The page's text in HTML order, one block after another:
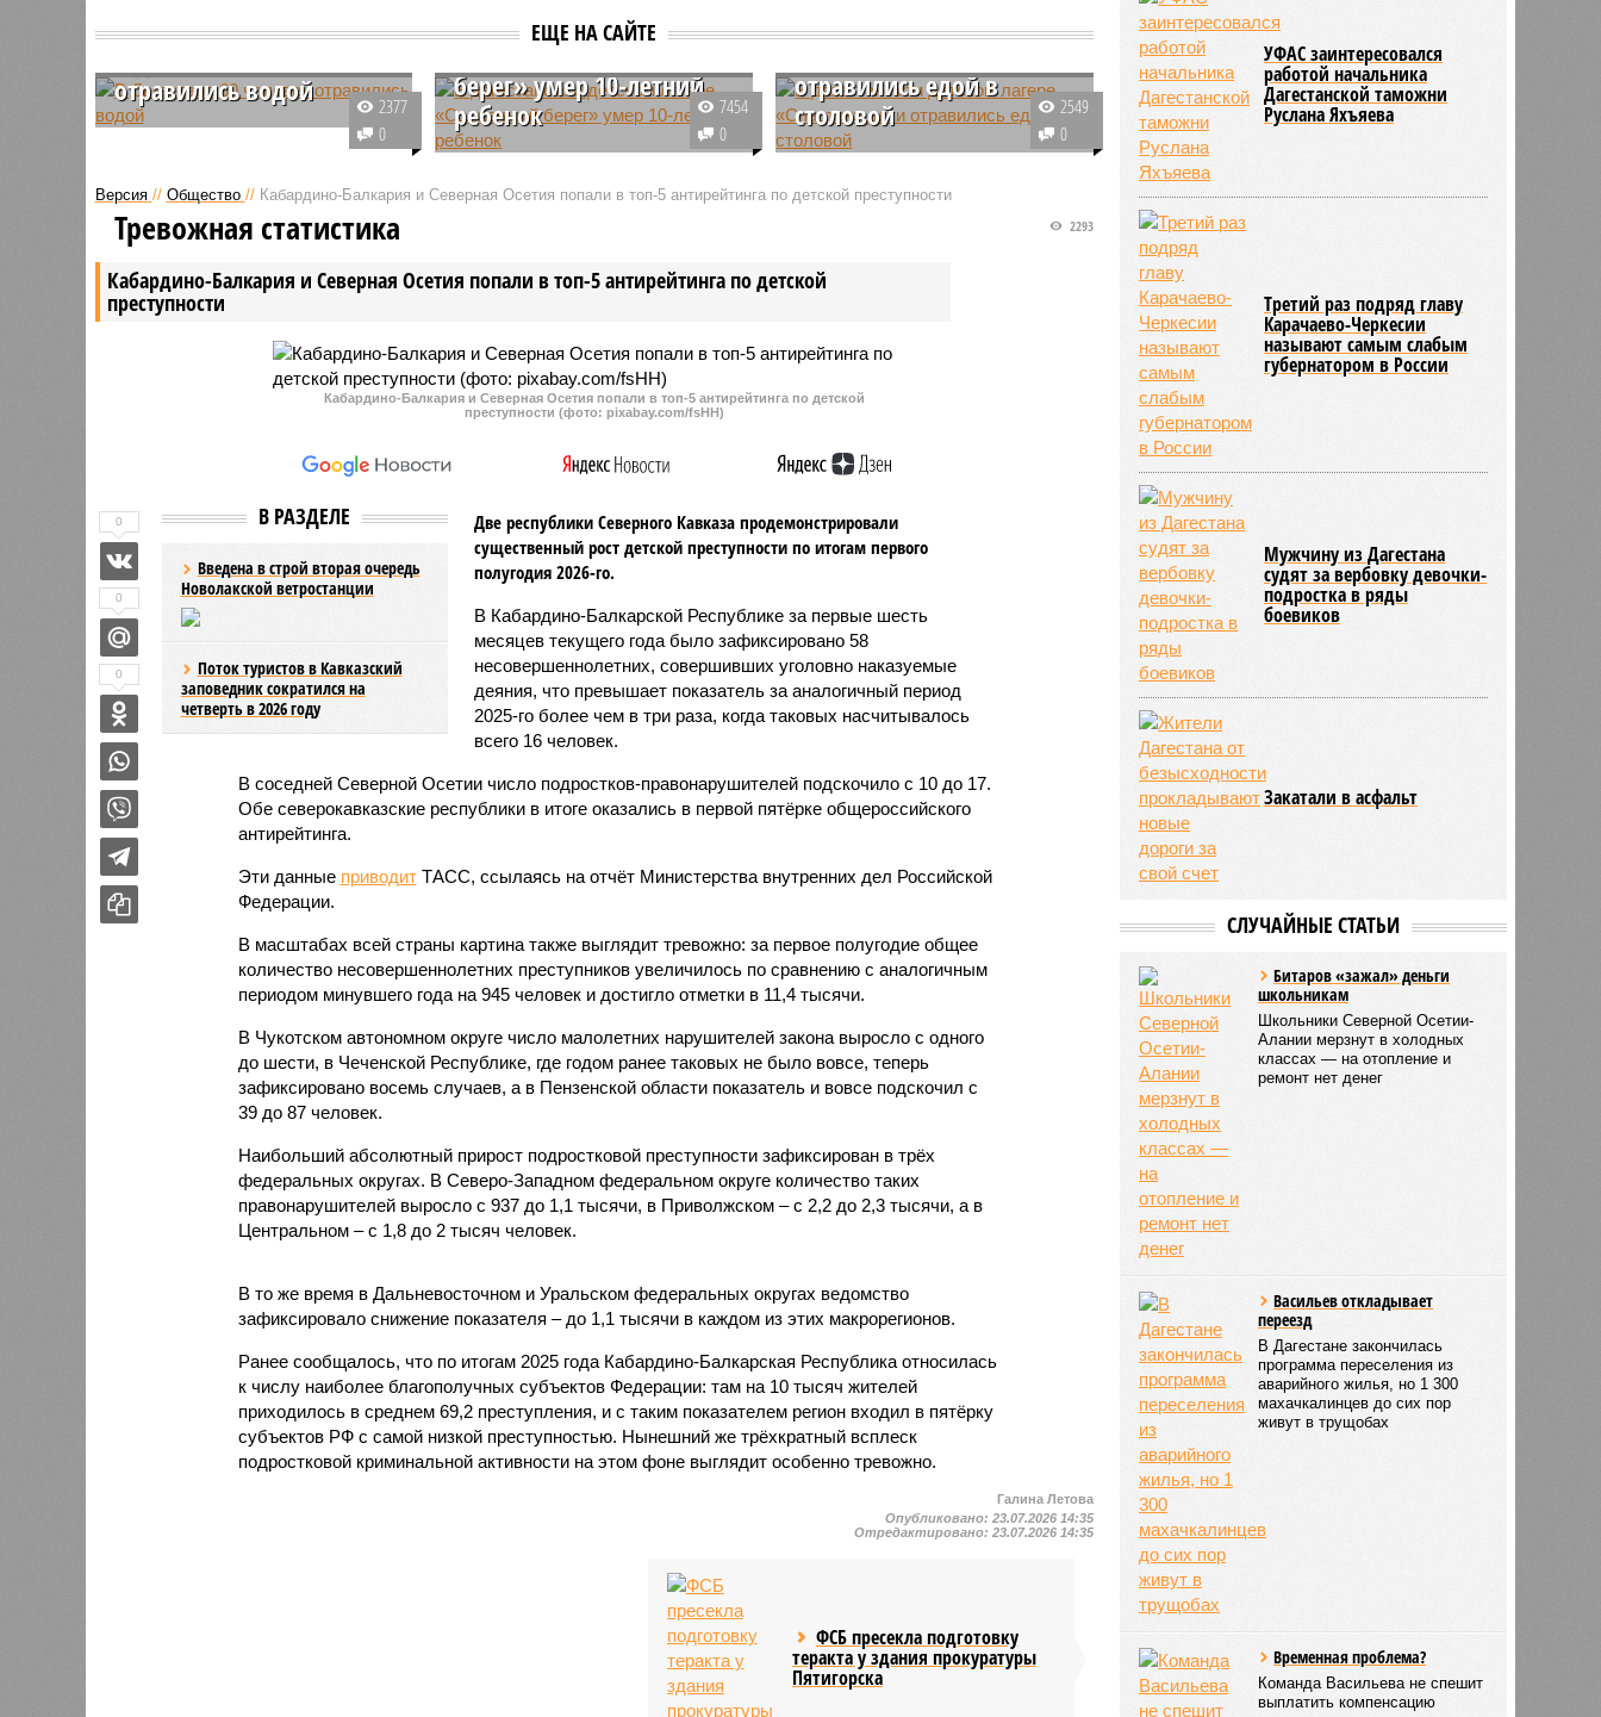
ЕЩЕ НА САЙТЕ
отравились водой
В дагестанском селе Ленинаул
к врачам обратились более 60
человек.
2377
0
В дагестанском детском
лагере «Солнечный
берег» умер 10-летний
ребенок
В Избербаше погиб ребенок,
«Солнечный берег». Родители
7454
0
В дагестанском детском
отравились едой в
столовой
Роспотребнадзор Дагестана
отравления 86 человек в
сальмонеллеза. Сейчас лагерь
2549
0
Версия // Общество // Кабардино-Балкария и Северная Осетия попали в топ-5 антирейтинга по детской преступности
Кабардино-Балкария и Северная Осетия попали в топ-5 антирейтинга по детской
преступности
2293
Тревожная статистика
Кабардино-Балкария и Северная Осетия попали в топ-5 антирейтинга по детской
преступности (фото: pixabay.com/fsHH)
В РАЗДЕЛЕ
Введена в строй вторая очередь
Новолакской ветростанции
Поток туристов в Кавказский
заповедник сократился на
четверть в 2026 году
Две республики Северного Кавказа продемонстрировали
существенный рост детской преступности по итогам первого
полугодия 2026-го.
В Кабардино-Балкарской Республике за первые шесть
месяцев текущего года было зафиксировано 58
несовершеннолетних, совершивших уголовно наказуемые
деяния, что превышает показатель за аналогичный период
2025-го более чем в три раза, когда таковых насчитывалось
всего 16 человек.
В соседней Северной Осетии число подростков-правонарушителей подскочило с 10 до 17.
Обе северокавказские республики в итоге оказались в первой пятёрке общероссийского
антирейтинга.
Эти данные приводитТАСС, ссылаясь на отчёт Министерства внутренних дел Российской
Федерации.
В масштабах всей страны картина также выглядит тревожно: за первое полугодие общее
количество несовершеннолетних преступников увеличилось по сравнению с аналогичным
периодом минувшего года на 945 человек и достигло отметки в 11,4 тысячи.
В Чукотском автономном округе число малолетних нарушителей закона выросло с одного
до шести, в Чеченской Республике, где годом ранее таковых не было вовсе, теперь
зафиксировано восемь случаев, а в Пензенской области показатель и вовсе подскочил с
39 до 87 человек.
Наибольший абсолютный прирост подростковой преступности зафиксирован в трёх
федеральных округах. В Северо-Западном федеральном округе количество таких
правонарушителей выросло с 937 до 1,1 тысячи, в Приволжском – с 2,2 до 2,3 тысячи, а в
Центральном – с 1,8 до 2 тысяч человек.
В то же время в Дальневосточном и Уральском федеральных округах ведомство
зафиксировало снижение показателя – до 1,1 тысячи в каждом из этих макрорегионов.
Ранее сообщалось, что по итогам 2025 года Кабардино-Балкарская Республика относилась
к числу наиболее благополучных субъектов Федерации: там на 10 тысяч жителей
приходилось в среднем 69,2 преступления, и с таким показателем регион входил в пятёрку
субъектов РФ с самой низкой преступностью. Нынешний же трёхкратный всплеск
подростковой криминальной активности на этом фоне выглядит особенно тревожно.
0
0
0
Галина Летова
Опубликовано:23.07.2026 14:35
Отредактировано:23.07.2026 14:35
ФСБ пресекла подготовку
теракта у здания прокуратуры
Пятигорска
УФАС заинтересовался
работой начальника
Дагестанской таможни
Руслана Яхъяева
Третий раз подряд главу
Карачаево-Черкесии
называют самым слабым
губернатором в России
Мужчину из Дагестана
судят за вербовку девочки-
подростка в ряды
боевиков
Закатали в асфальт
СЛУЧАЙНЫЕ СТАТЬИ
Битаров «зажал» деньги
школьникам
Школьники Северной Осетии-
Алании мерзнут в холодных
классах — на отопление и
ремонт нет денег
Васильев откладывает
переезд
В Дагестане закончилась
программа переселения из
аварийного жилья, но 1 300
махачкалинцев до сих пор
живут в трущобах
Временная проблема?
Команда Васильева не спешит
выплатить компенсацию